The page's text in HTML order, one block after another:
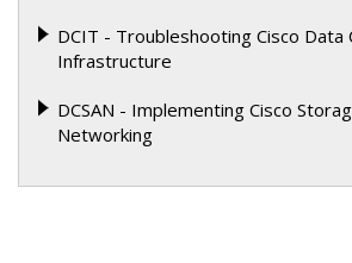
DCIT - Troubleshooting Cisco Data
Infrastructure
DCSAN - Implementing Cisco
Networking